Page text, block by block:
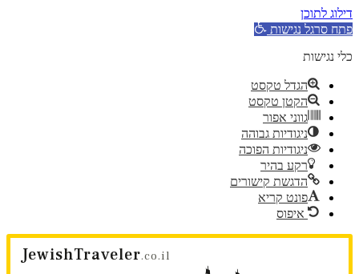
דילוג לתוכן
פתח סרגל נגישות
כלי נגישות
הגדל טקסט
הקטן טקסט
גווני אפור
ניגודיות גבוהה
ניגודיות הפוכה
רקע בהיר
הדגשת קישורים
פונט קריא
איפוס
דלג
JewishTraveler.co.il